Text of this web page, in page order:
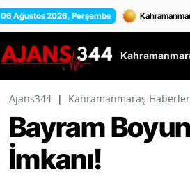
06 Ağustos 2026, Perşembe
Ajans344 | Kahramanmaraş
Bayram
İmkanı!